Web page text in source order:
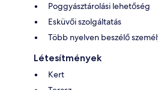
Poggyásztárolási lehetőség
Esküvői szolgáltatás
Több nyelven beszélő
Létesítmények
Kert